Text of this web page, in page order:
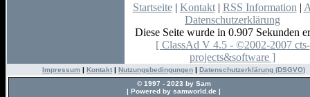
Startseite| Kontakt| RSS Information |
Datenschutzerklärung
Diese Seite wurde in 0.907 Sekunden
[ ClassAd V 4.5 - ©2002-2007 cts-
projects&software ]
Impressum | Kontakt | Nutzungsbedingungen | Datenschutzerklärung (DSGVO)
© 1997 - 2023 by Sam
| Powered by samworld.de |